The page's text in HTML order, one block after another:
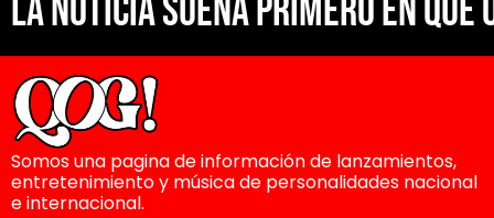
La noticia suena primero en Que
Somos una pagina de información de lanzamientos,
entretenimiento y música de personalidades nacional
e internacional.